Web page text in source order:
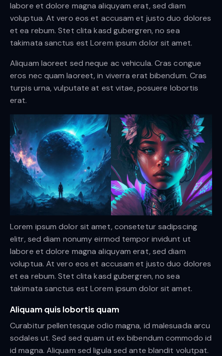
labore et dolore magna aliquyam erat, sed diam
voluptua. At vero eos et accusam et justo duo dolores
et ea rebum. Stet clita kasd gubergren, no sea
takimata sanctus est Lorem ipsum dolor sit amet.
Aliquam laoreet sed neque ac vehicula. Cras congue
eros nec quam laoreet, in viverra erat bibendum. Cras
turpis urna, vulputate at est vitae, posuere lobortis
erat.
Lorem ipsum dolor sit amet, consetetur sadipscing
elitr, sed diam nonumy eirmod tempor invidunt ut
labore et dolore magna aliquyam erat, sed diam
voluptua. At vero eos et accusam et justo duo dolores
et ea rebum. Stet clita kasd gubergren, no sea
takimata sanctus est Lorem ipsum dolor sit amet.
Aliquam quis lobortis quam
Curabitur pellentesque odio magna, id malesuada arcu
sodales ut. Sed sed quam ut ex bibendum commodo id
id magna. Aliquam sed ligula sed ante blandit volutpat.